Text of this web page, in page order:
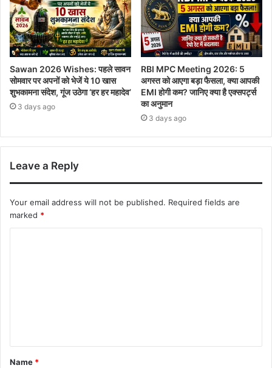
Sawan 2026 Wishes: पहले सावन
सोमवार पर अपनों को भेजें ये 10 खास
शुभकामना संदेश, गूंज उठेगा ‘हर हर महादेव’
3 days ago
RBI MPC Meeting 2026: 5
अगस्त को आएगा बड़ा फैसला, क्या आपकी
EMI होगी कम? जानिए क्या है एक्सपर्ट्स
का अनुमान
3 days ago
Leave a Reply
Your email address will not be published. Required fields are
marked *
Name *